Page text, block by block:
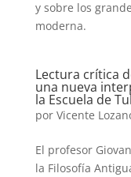
y sobre los
moderna.
Lectura crítica
una nueva
la Escuela de
por Vicente
El profesor
la Filosofía